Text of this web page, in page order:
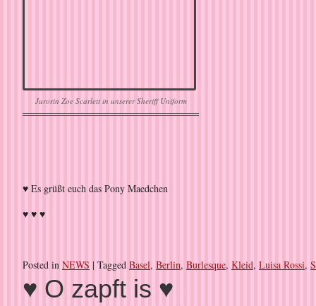
Jurorin Zoe Scarlett in unserer Sheriff Uniform
♥ Es grüßt euch das Pony Maedchen
♥ ♥ ♥
Posted in NEWS | Tagged Basel, Berlin, Burlesque, Kleid, Luisa Rossi,
♥ O zapft is ♥